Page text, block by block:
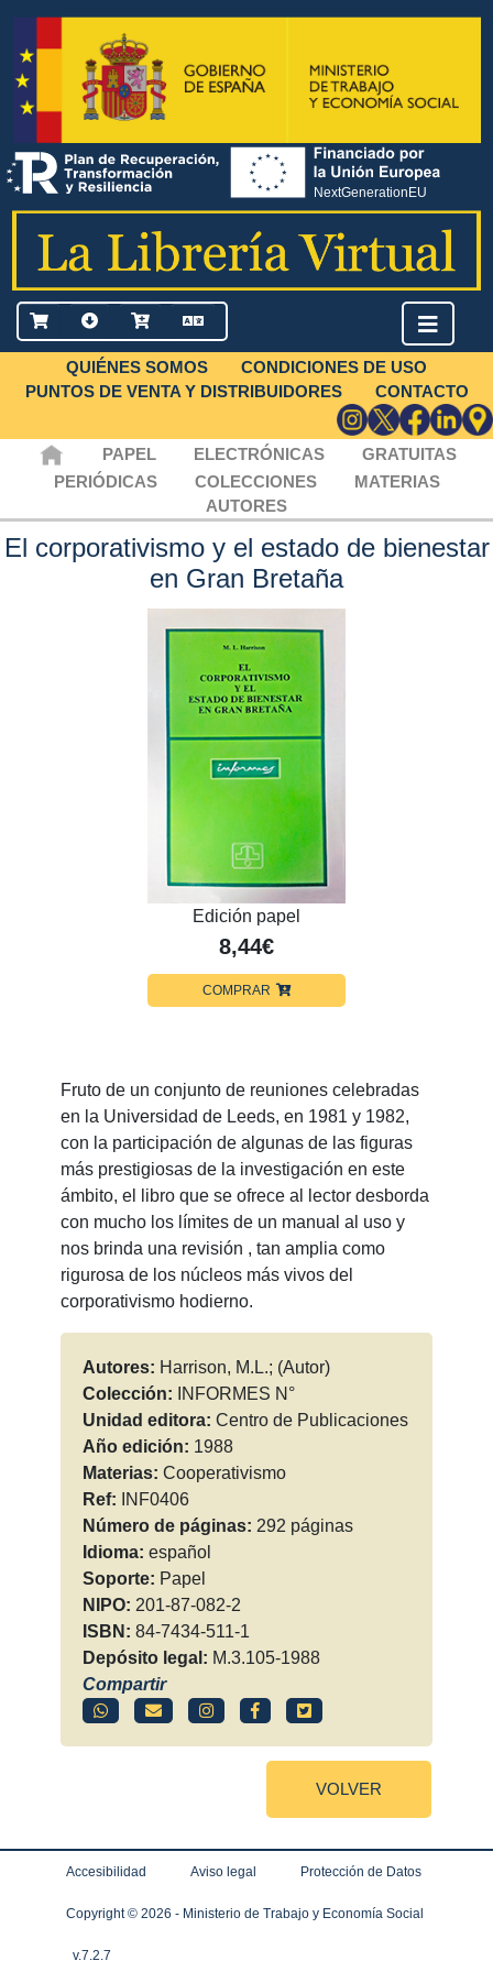
QUIÉNES SOMOS
CONDICIONES DE USO
PUNTOS DE VENTA Y DISTRIBUIDORES
CONTACTO
PAPEL ELECTRÓNICAS
GRATUITAS
PERIÓDICAS
COLECCIONES
MATERIAS
AUTORES
El corporativismo y el estado de bienestar
en Gran Bretaña
Edición papel
8,44€
COMPRAR
Fruto de un conjunto de reuniones celebradas
en la Universidad de Leeds, en 1981 y 1982,
con la participación de algunas de las figuras
más prestigiosas de la investigación en este
ámbito, el libro que se ofrece al lector desborda
con mucho los límites de un manual al uso y
nos brinda una revisión , tan amplia como
rigurosa de los núcleos más vivos del
corporativismo hodierno.
Autores: Harrison, M.L.; (Autor)
Colección:
INFORMES N°
Unidad editora: Centro de Publicaciones
Año edición: 1988
Materias: Cooperativismo
Ref:
INF0406
Número de páginas: 292 páginas
Idioma: español
Soporte: Papel
NIPO: 201-87-082-2
ISBN: 84-7434-511-1
Depósito legal: M.3.105-1988
Compartir
VOLVER
Accesibilidad Aviso legal Protección de Datos
Copyright © 2026 - Ministerio de Trabajo y Economía Social
v.7.2.7